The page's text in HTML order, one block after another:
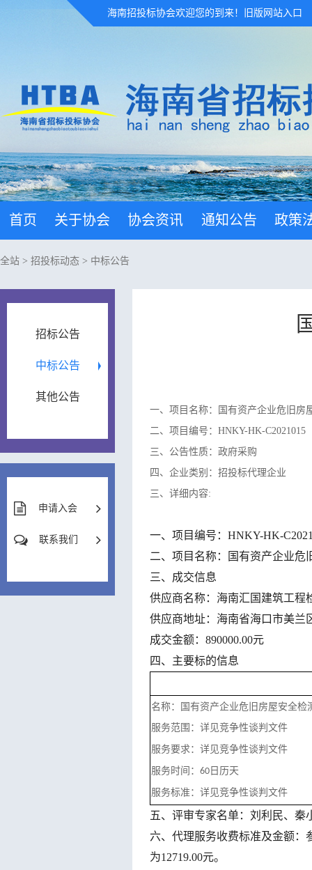
海南招投标协会欢迎您的到来！ 旧版网站入口
首页 关于协会 协会资讯 通知公告 政策
全站 > 招投标动态 > 中标公告
招标公告
中标公告
其他公告
申请入会
联系我们
一、项目名称：国有资产企业危旧房
二、项目编号：HNKY-HK-C2021015
三、公告性质：政府采购
四、企业类别：招投标代理企业
三、详细内容:
一、 项目编号： HNKY-HK-
二、 项目名称：国有资产企业危
三、成交信息
供应商名称： 海南汇国建筑工程
供应商地址： 海南省海口市美兰
成交金额： 890000.00元
四、 主要标的信息
名称：国有资产企业危旧房屋安全检
服务范围： 详见竞争性谈判文件
服务要求： 详见竞争性谈判文件
服务时间： 60 日历天
服务标准： 详见竞争性谈判文件
五、评审专家名单： 刘利民、秦
六、代理服务收费标准及金额：
为12719.00元。